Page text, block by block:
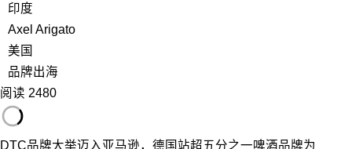
印度
Axel Arigato
美国
品牌出海
阅读 2480
DTC品牌大举迈入亚马逊，德国站超五分之一啤酒品牌为